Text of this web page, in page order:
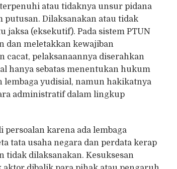
atau tidaknya unsur pidana
Dilaksanakan atau tidak
(eksekutif). Pada sistem PTUN
dan meletakkan kewajiban
pelaksanaannya diserahkan
hanya sebatas menentukan hukum
lembaga yudisial, namun hakikatnya
administratif dalam lingkup
karena ada lembaga
tata usaha negara dan perdata kerap
tidak dilaksanakan. Kesuksesan